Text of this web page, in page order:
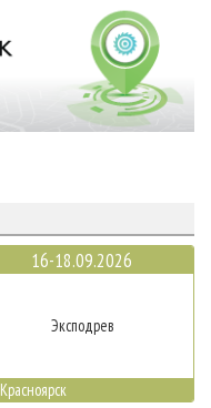
16-18.09.2026
Эксподрев
Красноярск